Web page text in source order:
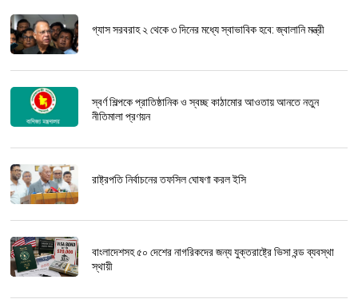
গ্যাস সরবরাহ ২ থেকে ৩ দিনের মধ্যে স্বাভাবিক হবে: জ্বালানি মন্ত্রী
স্বর্ণ শিল্পকে প্রাতিষ্ঠানিক ও স্বচ্ছ কাঠামোর আওতায় আনতে নতুন
নীতিমালা প্রণয়ন
রাষ্ট্রপতি নির্বাচনের তফসিল ঘোষণা করল ইসি
বাংলাদেশসহ ৫০ দেশের নাগরিকদের জন্য যুক্তরাষ্ট্রে ভিসা বন্ড ব্যবস্থা
স্থায়ী